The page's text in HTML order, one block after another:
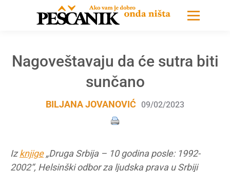
Nagoveštavaju da će sutra biti
sunčano
BILJANA JOVANOVIĆ 09/02/2023
Izknjige„Druga Srbija – 10 godina posle: 1992-
2002“, Helsinški odbor za ljudska prava u Srbiji